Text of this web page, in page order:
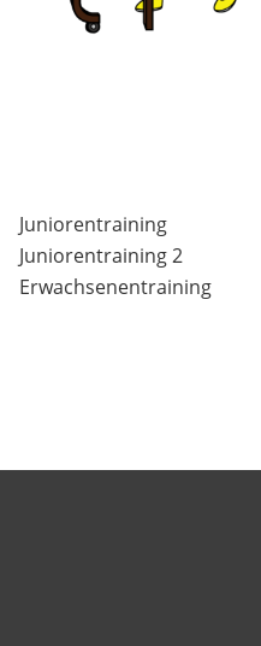
Juniorentraining
Juniorentraining 2
Erwachsenentraining